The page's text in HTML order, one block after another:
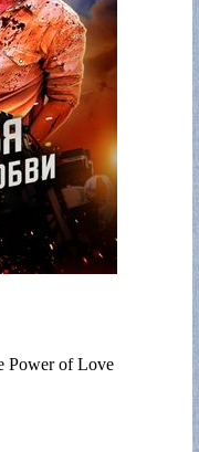
Power of Love